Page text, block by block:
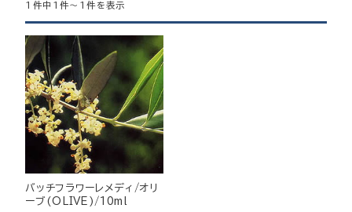
1件中1件～1件を表示
バッチフラワーレメディ/オリ
ーブ(OLIVE)/10ml